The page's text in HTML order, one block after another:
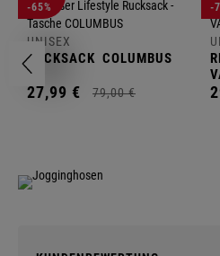
-65%
UNISEX
RUCKSACK COLUMBUS
27,99 € 79,00 €
-